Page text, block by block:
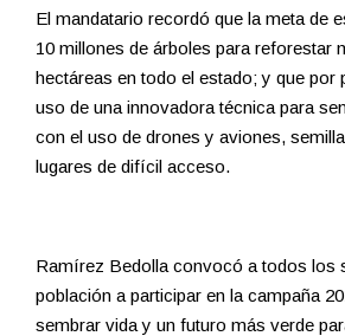
El mandatario recordó que la meta de
10 millones de árboles para reforestar
hectáreas en todo el estado; y que por
uso de una innovadora técnica para
con el uso de drones y aviones,
lugares de difícil acceso.
Ramírez Bedolla convocó a todos los
población a participar en la campaña
sembrar vida y un futuro más verde